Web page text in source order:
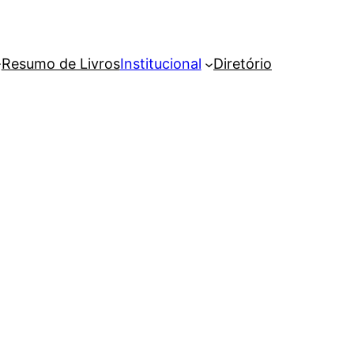
Resumo de LivrosInstitucional Diretório